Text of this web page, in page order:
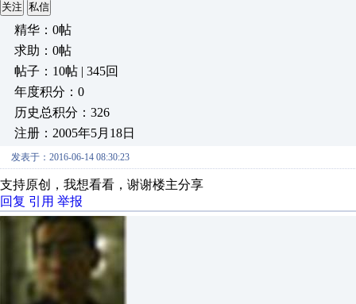
关注 私信
精华：0帖
求助：0帖
帖子：10帖 | 345回
年度积分：0
历史总积分：326
注册：2005年5月18日
发表于：2016-06-14 08:30:23
支持原创，我想看看，谢谢楼主分享
回复 引用 举报